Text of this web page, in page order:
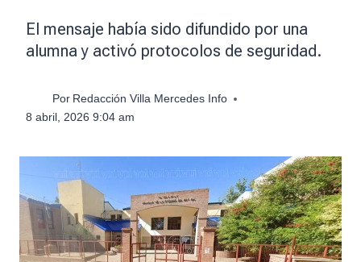
El mensaje había sido difundido por una
alumna y activó protocolos de seguridad.
Por Redacción Villa Mercedes Info
8 abril, 2026 9:04 am